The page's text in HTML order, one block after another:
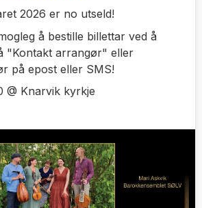
2026 er no utseld!
å bestille billettar ved å
"Kontakt arrangør" eller
på epost eller SMS!
@ Knarvik kyrkje